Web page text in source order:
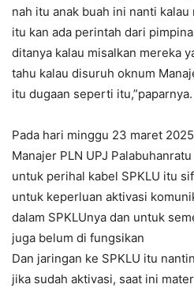
nah itu anak buah ini nanti
itu kan ada perintah dari
ditanya kalau misalkan mereka
tahu kalau disuruh oknum
itu dugaan seperti itu,”paparnya.
Pada hari minggu 23 maret
Manajer PLN UPJ
untuk perihal kabel SPKLU itu
untuk keperluan aktivasi
dalam SPKLUnya dan untuk
juga belum di fungsikan
Dan jaringan ke SPKLU itu
jika sudah aktivasi, saat ini